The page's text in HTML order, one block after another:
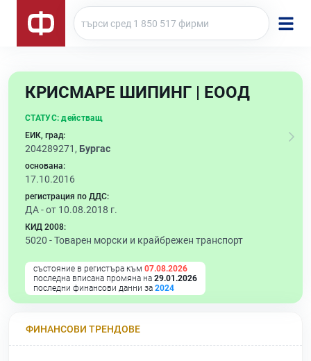
КРИСМАРЕ ШИПИНГ | ЕООД
СТАТУС: действащ
ЕИК, град:
204289271, Бургас
основана:
17.10.2016
регистрация по ДДС:
ДА - от 10.08.2018 г.
КИД 2008:
5020 -Товарен морски и крайбрежен транспорт
състояние в регистъра към 07.08.2026
последна вписана промяна на 29.01.2026
последни финансови данни за 2024
ФИНАНСОВИ ТРЕНДОВЕ